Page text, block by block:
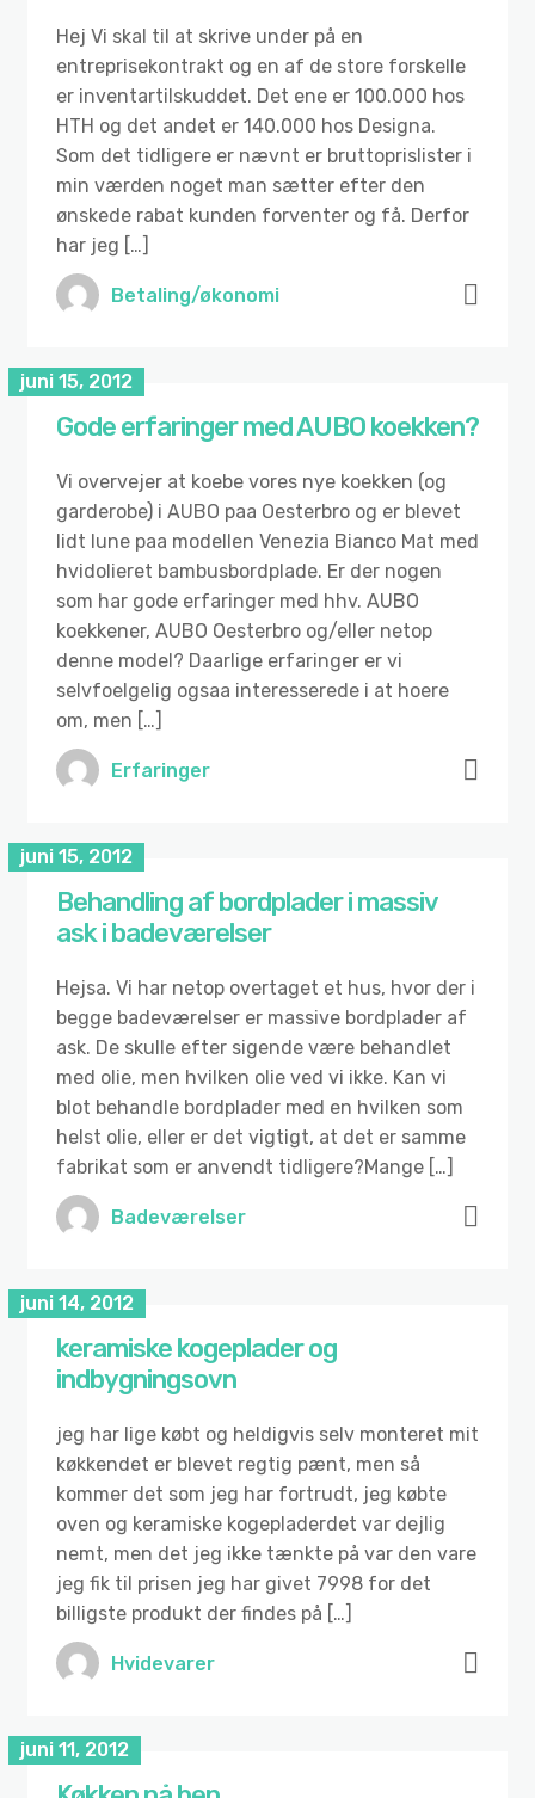
Hej Vi skal til at skrive under på en
entreprisekontrakt og en af de store forskelle
er inventartilskuddet. Det ene er 100.000 hos
HTH og det andet er 140.000 hos Designa.
Som det tidligere er nævnt er bruttoprislister i
min værden noget man sætter efter den
ønskede rabat kunden forventer og få. Derfor
har jeg […]
Betaling/økonomi
juni 15, 2012
Gode erfaringer med AUBO koekken?
Vi overvejer at koebe vores nye koekken (og
garderobe) i AUBO paa Oesterbro og er blevet
lidt lune paa modellen Venezia Bianco Mat med
hvidolieret bambusbordplade. Er der nogen
som har gode erfaringer med hhv. AUBO
koekkener, AUBO Oesterbro og/eller netop
denne model? Daarlige erfaringer er vi
selvfoelgelig ogsaa interesserede i at hoere
om, men […]
Erfaringer
juni 15, 2012
Behandling af bordplader i massiv
ask i badeværelser
Hejsa. Vi har netop overtaget et hus, hvor der i
begge badeværelser er massive bordplader af
ask. De skulle efter sigende være behandlet
med olie, men hvilken olie ved vi ikke. Kan vi
blot behandle bordplader med en hvilken som
helst olie, eller er det vigtigt, at det er samme
fabrikat som er anvendt tidligere?Mange […]
Badeværelser
juni 14, 2012
keramiske kogeplader og
indbygningsovn
jeg har lige købt og heldigvis selv monteret mit
køkkendet er blevet regtig pænt, men så
kommer det som jeg har fortrudt, jeg købte
oven og keramiske kogepladerdet var dejlig
nemt, men det jeg ikke tænkte på var den vare
jeg fik til prisen jeg har givet 7998 for det
billigste produkt der findes på […]
Hvidevarer
juni 11, 2012